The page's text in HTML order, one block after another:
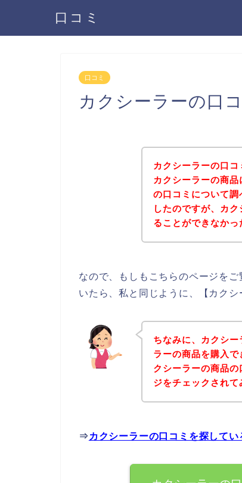
口コミ
口コミ
カクシーラーの口
カクシーラーの口コ
カクシーラーの商
の口コミについて
したのですが、カ
ることができなかっ
なので、もしもこちらのページを
いたら、私と同じように、【カク
ちなみに、カクシ
ラーの商品を購入
クシーラーの商品
ジをチェックされて
⇒ カクシーラーの口コミを探して